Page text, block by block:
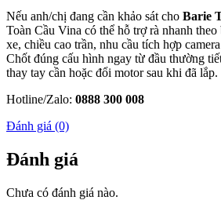
Nếu anh/chị đang cần khảo sát cho Barie
Toàn Cầu Vina có thể hỗ trợ rà nhanh
xe, chiều cao trần, nhu cầu tích hợp
Chốt đúng cấu hình ngay từ đầu thường
thay tay cần hoặc đổi motor sau khi đã lắp.
Hotline/Zalo: 0888 300 008
Đánh giá (0)
Đánh giá
Chưa có đánh giá nào.